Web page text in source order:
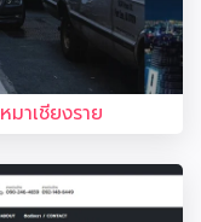
มาเชียงราย